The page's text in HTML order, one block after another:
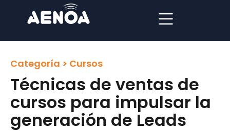
Categoría > Cursos
Técnicas de ventas de
cursos para impulsar la
generación de Leads